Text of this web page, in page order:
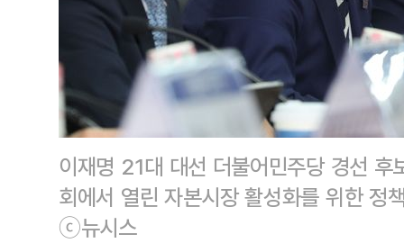
이재명 21대 대선 더불어민주당 경선
회에서 열린 자본시장 활성화를 위한 정
ⓒ뉴시스